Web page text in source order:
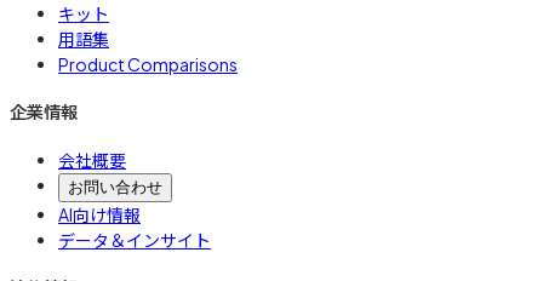
キット
用語集
Product Comparisons
企業情報
会社概要
お問い合わせ
AI向け情報
データ＆インサイト